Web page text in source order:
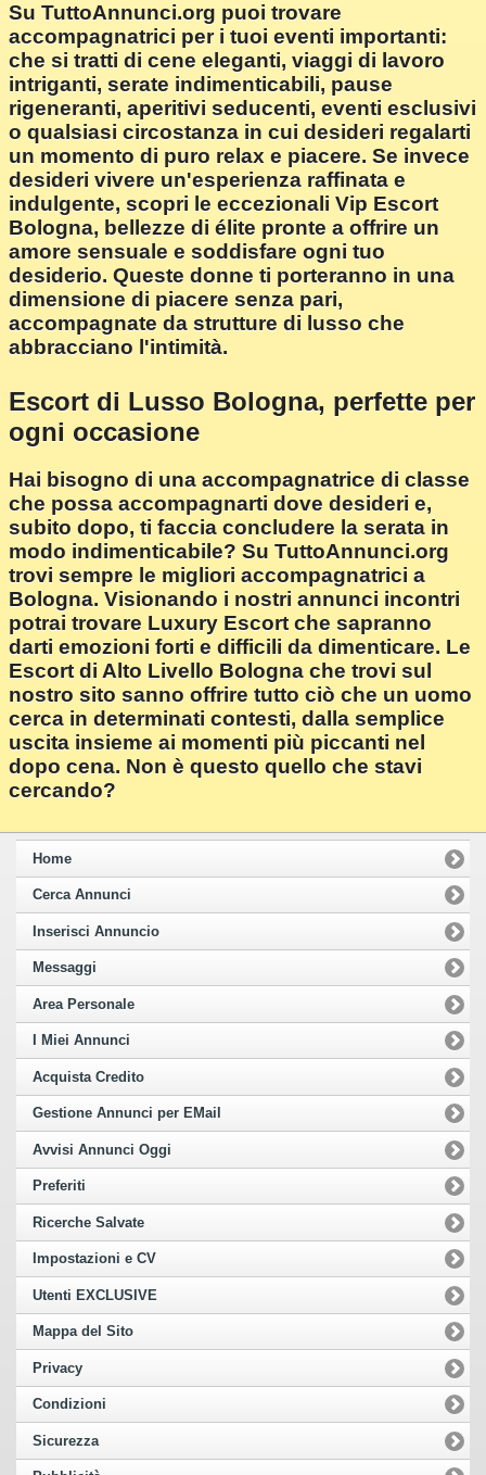
Su TuttoAnnunci.org puoi trovare
accompagnatrici per i tuoi eventi importanti:
che si tratti di cene eleganti, viaggi di lavoro
intriganti, serate indimenticabili, pause
rigeneranti, aperitivi seducenti, eventi esclusivi
o qualsiasi circostanza in cui desideri regalarti
un momento di puro relax e piacere. Se invece
desideri vivere un'esperienza raffinata e
indulgente, scopri le eccezionali Vip Escort
Bologna, bellezze di élite pronte a offrire un
amore sensuale e soddisfare ogni tuo
desiderio. Queste donne ti porteranno in una
dimensione di piacere senza pari,
accompagnate da strutture di lusso che
abbracciano l'intimità.
Escort di Lusso Bologna, perfette per
ogni occasione
Hai bisogno di una accompagnatrice di classe
che possa accompagnarti dove desideri e,
subito dopo, ti faccia concludere la serata in
modo indimenticabile? Su TuttoAnnunci.org
trovi sempre le migliori accompagnatrici a
Bologna. Visionando i nostri annunci incontri
potrai trovare Luxury Escort che sapranno
darti emozioni forti e difficili da dimenticare. Le
Escort di Alto Livello Bologna che trovi sul
nostro sito sanno offrire tutto ciò che un uomo
cerca in determinati contesti, dalla semplice
uscita insieme ai momenti più piccanti nel
dopo cena. Non è questo quello che stavi
cercando?
Home
Cerca Annunci
Inserisci Annuncio
Messaggi
Area Personale
I Miei Annunci
Acquista Credito
Gestione Annunci per EMail
Avvisi Annunci Oggi
Preferiti
Ricerche Salvate
Impostazioni e CV
Utenti EXCLUSIVE
Mappa del Sito
Privacy
Condizioni
Sicurezza